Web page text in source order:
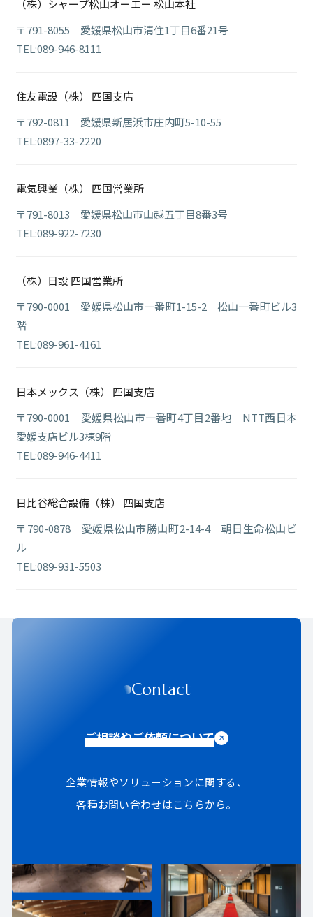
（株）シャープ松山オーエー 松山本社
〒791-8055 愛媛県松山市清住1丁目6番21号
TEL:089-946-8111
住友電設（株） 四国支店
〒792-0811 愛媛県新居浜市庄内町5-10-55
TEL:0897-33-2220
電気興業（株） 四国営業所
〒791-8013 愛媛県松山市山越五丁目8番3号
TEL:089-922-7230
（株）日設 四国営業所
〒790-0001 愛媛県松山市一番町1-15-2 松山一番町ビル3
階
TEL:089-961-4161
日本メックス（株） 四国支店
〒790-0001 愛媛県松山市一番町4丁目2番地 NTT西日本
愛媛支店ビル3棟9階
TEL:089-946-4411
日比谷総合設備（株） 四国支店
〒790-0878 愛媛県松山市勝山町2-14-4 朝日生命松山ビ
ル
TEL:089-931-5503
Contact
ご相談やご依頼について
企業情報やソリューションに関する、
各種お問い合わせはこちらから。